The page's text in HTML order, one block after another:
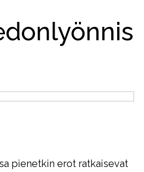
pienetkin erot ratkaisevat